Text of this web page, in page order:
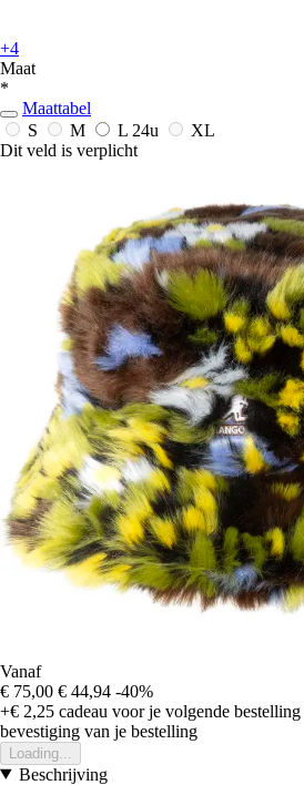
+4
Maat
*
Maattabel
S
M L 24u
XL
Dit veld is verplicht
Vanaf
€ 75,00 € 44,94 -40%
+€ 2,25 cadeau voor je volgende bestelling
bevestiging van je bestelling
Loading...
Beschrijving